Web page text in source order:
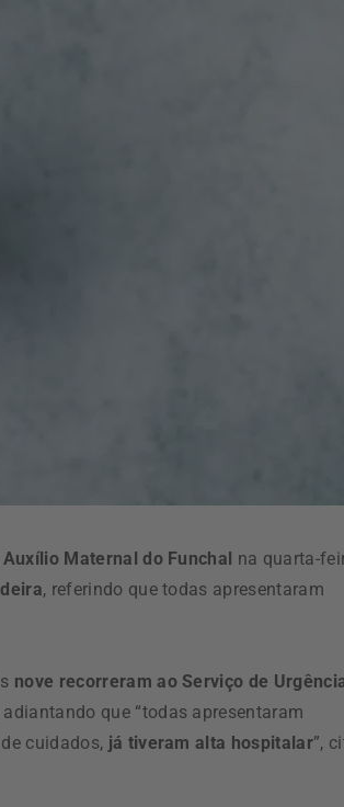
Maternal do Funchal na quarta-
, referindo que todas apresentaram
nove recorreram ao Serviço de
que “todas apresentaram
cuidados, já tiveram alta hospitalar”,